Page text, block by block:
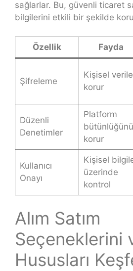
sağlarlar. Bu, güvenli ticaret
bilgilerini etkili bir şekilde
Özellik Fayda
Şifreleme
Kişisel
korur
Düzenli
Denetimler
Platform
bütünlüğünü
korur
Kullanıcı
Onayı
Kişisel
üzerinde
kontrol
Alım Satım
Seçeneklerini
Hususları